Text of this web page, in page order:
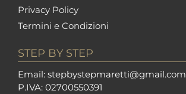
Privacy Policy
Termini e Condizioni
STEP BY STEP
Email: stepbystepmaretti@gmail.com
P.IVA: 02700550391